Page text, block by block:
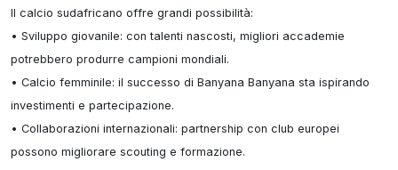
Il calcio sudafricano offre grandi possibilità:
• Sviluppo giovanile: con talenti nascosti, migliori accademie
potrebbero produrre campioni mondiali.
• Calcio femminile: il successo di Banyana Banyana sta ispirando
investimenti e partecipazione.
• Collaborazioni internazionali: partnership con club europei
possono migliorare scouting e formazione.